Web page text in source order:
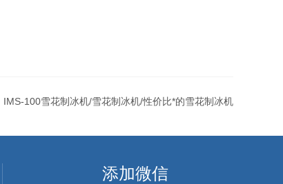
IMS-100雪花制冰机/雪花制冰机/性价比*的雪花制冰机
添加微信